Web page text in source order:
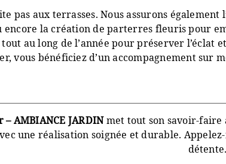
pas aux terrasses. Nous assurons
la création de parterres fleuris pour
au long de l’année pour préserver
vous bénéficiez d’un accompagnement
AMBIANCE JARDINmet tout son savoir-faire
une réalisation soignée et durable.
détente.